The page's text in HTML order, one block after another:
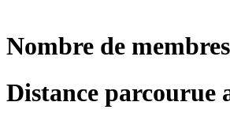
Nombre de
Distance parcourue